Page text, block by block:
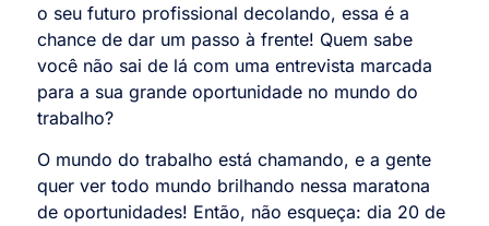
o seu futuro profissional decolando, essa é a
chance de dar um passo à frente! Quem sabe
você não sai de lá com uma entrevista marcada
para a sua grande oportunidade no mundo do
trabalho?
O mundo do trabalho está chamando, e a gente
quer ver todo mundo brilhando nessa maratona
de oportunidades! Então, não esqueça: dia 20 de